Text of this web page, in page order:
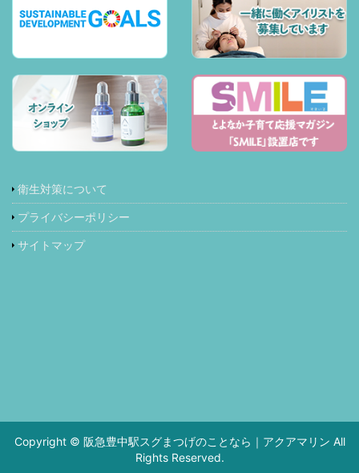
衛生対策について
プライバシーポリシー
サイトマップ
Copyright © 阪急豊中駅スグまつげのことなら｜アクアマリン All
Rights Reserved.